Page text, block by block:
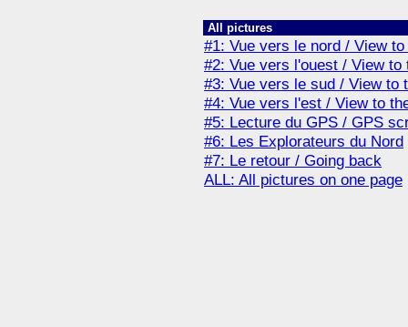
All pictures
#1: Vue vers le nord / View
#2: Vue vers l'ouest / View to
#3: Vue vers le sud / View to
#4: Vue vers l'est / View to
#5: Lecture du GPS / GPS
#6: Les Explorateurs du Nord
#7: Le retour / Going back
ALL: All pictures on one page